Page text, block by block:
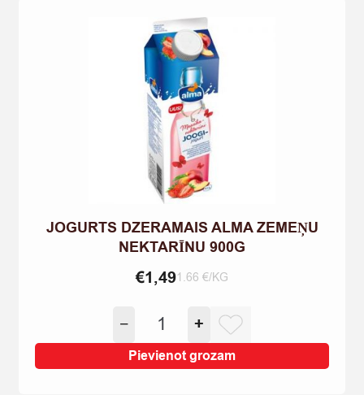
GARŠU
180G
quantity
JOGURTS DZERAMAIS ALMA ZEMEŅU
NEKTARĪNU 900G
€1,491.66 €/KG
−
JOGURTS
DZERAMAIS
ALMA
ZEMEŅU
+
Pievienot grozam